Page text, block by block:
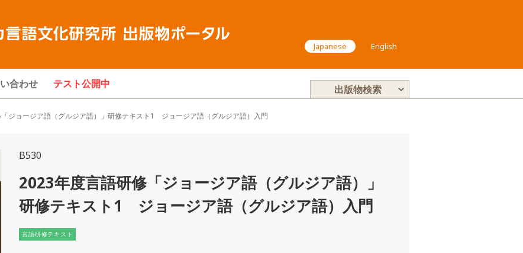
Japanese English
合わせ テスト公開中 出版物検索
ョージア語（グルジア語）」研修テキスト1 ジョージア語（グルジア語）入門
B530
2023年度言語研修「ジョージア語（グルジア語）」
研修テキスト1 ジョージア語（グルジア語）入門
言語研修テキスト